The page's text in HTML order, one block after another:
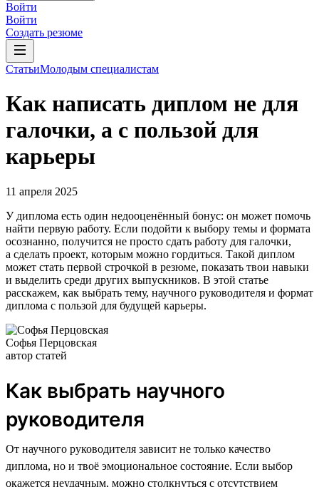
Войти
Войти
Создать резюме
СтатьиМолодым специалистам
Как написать диплом не для
галочки, а с пользой для
карьеры
11 апреля 2025
У диплома есть один недооценённый бонус: он может помочь
найти первую работу. Если подойти к выбору темы и формата
осознанно, получится не просто сдать работу для галочки,
а сделать проект, которым можно гордиться. Такой диплом
может стать первой строчкой в резюме, показать твои навыки
и выделить среди других выпускников. В этой статье
расскажем, как выбрать тему, научного руководителя и формат
диплома с пользой для будущей карьеры.
Софья Перцовская
автор статей
Как выбрать научного
руководителя
От научного руководителя зависит не только качество
диплома, но и твоё эмоциональное состояние. Если выбор
окажется неудачным, можно столкнуться с отсутствием